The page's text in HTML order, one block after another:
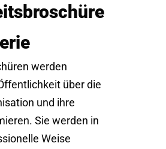
werden
über die
und ihre
Sie werden in
Weise